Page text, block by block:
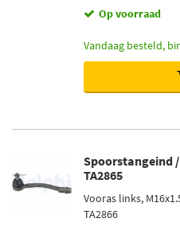
Op voorraad
Vandaag besteld,
Spoorstangeind
TA2865
Vooras links,
TA2866